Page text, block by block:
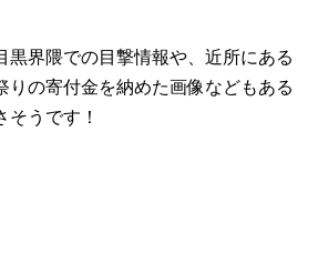
黒界隈での目撃情報や、近所にある
りの寄付金を納めた画像などもある
うです！